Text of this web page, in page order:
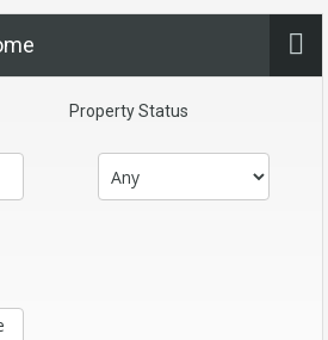
Property Status